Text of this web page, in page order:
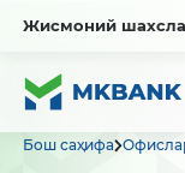
Жисмоний
Бош саҳифа